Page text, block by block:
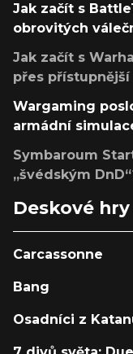
Jak začít s
obrovitých
Jak začít s
přes přístupnější
Wargaming
armádní
Symbaroum
„švédským
Deskové
Carcassonne
Bang
Osadníci z